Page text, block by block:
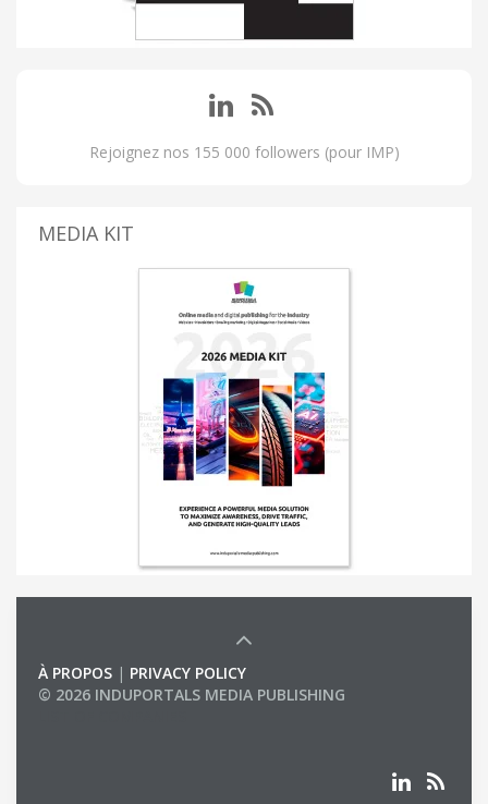
Rejoignez nos 155 000 followers (pour IMP)
MEDIA KIT
À PROPOS | PRIVACY POLICY
© 2026 INDUPORTALS MEDIA PUBLISHING